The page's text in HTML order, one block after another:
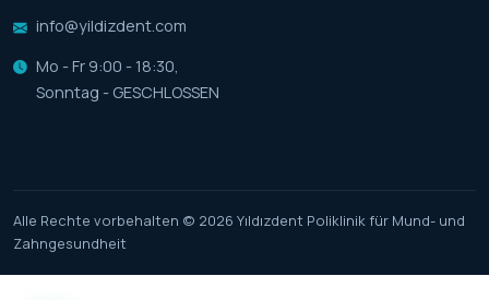
info@yildizdent.com
Mo - Fr 9:00 - 18:30,
Sonntag - GESCHLOSSEN
Alle Rechte vorbehalten © 2026 Yıldızdent Poliklinik für Mund- und
Zahngesundheit